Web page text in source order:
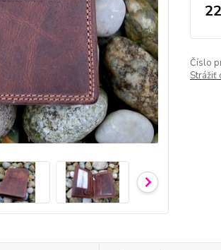
Číslo
Strážiť